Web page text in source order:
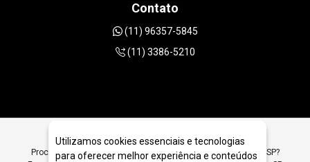
Contato
(11) 96357-5845
(11) 3386-5210
Procurando Serra Diamantada para Pedra Gres em São Paulo SP?
Utilizamos cookies essenciais e tecnologias
para oferecer melhor experiência e conteúdos